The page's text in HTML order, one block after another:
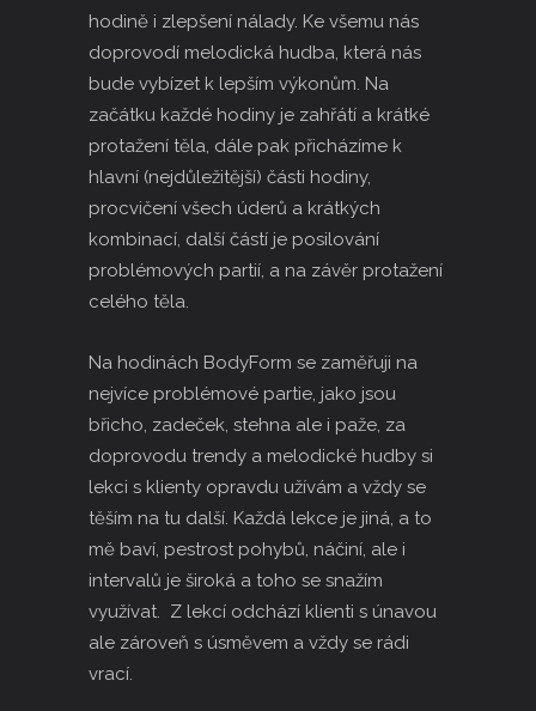
hodině i zlepšení nálady. Ke všemu nás
doprovodí melodická hudba, která nás
bude vybízet k lepším výkonům. Na
začátku každé hodiny je zahřátí a krátké
protažení těla, dále pak přicházíme k
hlavní (nejdůležitější) části hodiny,
procvičení všech úderů a krátkých
kombinací, další částí je posilování
problémových partií, a na závěr protažení
celého těla.
Na hodinách BodyForm se zaměřuji na
nejvíce problémové partie, jako jsou
břicho, zadeček, stehna ale i paže, za
doprovodu trendy a melodické hudby si
lekci s klienty opravdu užívám a vždy se
těším na tu další. Každá lekce je jiná, a to
mě baví, pestrost pohybů, náčiní, ale i
intervalů je široká a toho se snažím
využívat. Z lekcí odchází klienti s únavou
ale zároveň s úsměvem a vždy se rádi
vrací.